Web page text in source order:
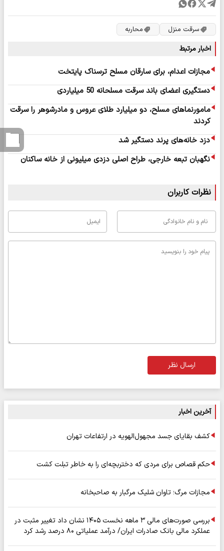
سرقت منزل محاربه
اخبار مرتبط
مجازات اعدام، برای سارقان مسلح ترسناک پایتخت
دستگیری اعضای باند سرقت مسلحانه 50 میلیاردی
مامورنماهای مسلح، دو میلیارد طلای عروس و مادرشوهر را سرقت
کردند
دزد خانه‌های پرند دستگیر شد
نگهبان تبعه خارجی، طراح اصلی دزدی میلیونی از خانه ساکنان
نظرات کاربران
ارسال نظر
آخرین اخبار
کشف بقایای جسد مجهول‌الهویه در ارتفاعات تهران
حکم قصاص برای مردی که دختربچه‌ای را به خاطر تبلت کشت
مجازات مرگ؛ تاوان شلیک مرگبار به صاحبخانه
بررسی صورت‌های مالی ۳ ماهه نخست ۱۴۰۵ نشان داد تغییر مثبت در
عملکرد مالی بانک صادرات ایران/ درآمد عملیاتی ۸۰ درصد رشد کرد